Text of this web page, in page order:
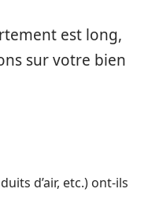
est long,
sur votre bien
d’air, etc.) ont-ils